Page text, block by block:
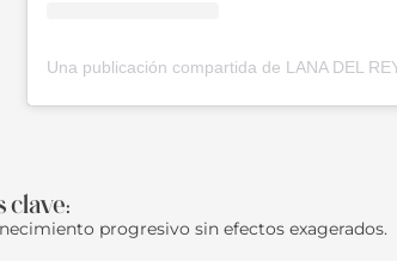
clave:
progresivo sin efectos exagerados.